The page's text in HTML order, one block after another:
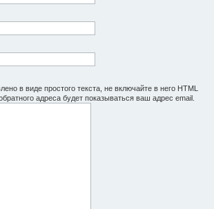
в виде простого текста, не включайте в него HTML
адреса будет показываться ваш адрес email.